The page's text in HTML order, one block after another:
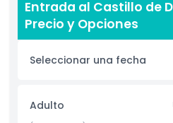
historia, explorar túneles
habitaciones reales y disfrutar
Canal de la Mancha.
Reservar tu entrada para el
entrada rápida cuando llegues.
Londres prefieren comprar sus
Entrada al Castillo de
Precio y Opciones
Seleccionar una fecha
Adulto